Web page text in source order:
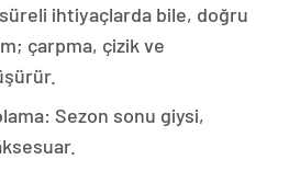
süreli ihtiyaçlarda bile, doğru
çarpma, çizik ve
Sezon sonu giysi,